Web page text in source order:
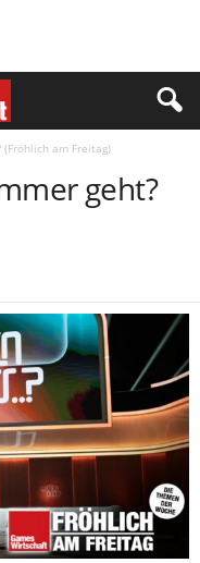
am Freitag)
geht?